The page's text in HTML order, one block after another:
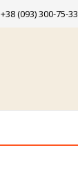
+38 (093) 300-75-33